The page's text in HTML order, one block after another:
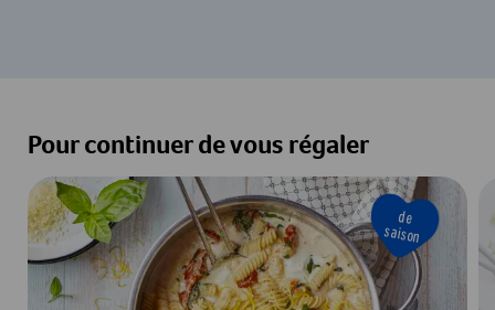
Pour continuer de vous régaler
de
saison